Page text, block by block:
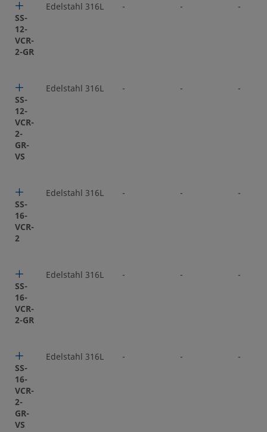
SS-
12-
VCR-
2-GR
Edelstahl 316L - - -
SS-
12-
VCR-
2-
GR-
VS
Edelstahl 316L - - -
SS-
16-
VCR-
2
Edelstahl 316L - - -
SS-
16-
VCR-
2-GR
Edelstahl 316L - - -
SS-
16-
VCR-
2-
GR-
VS
Edelstahl 316L - - -